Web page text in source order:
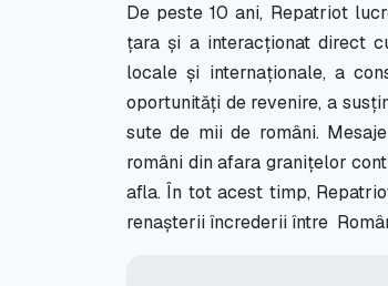
De peste 10 ani, Repatriot
țara și a interacționat direct
locale și internaționale, a
oportunități de revenire, a
sute de mii de români.
români din afara granițelor
afla. În tot acest timp,
renașterii încrederii între